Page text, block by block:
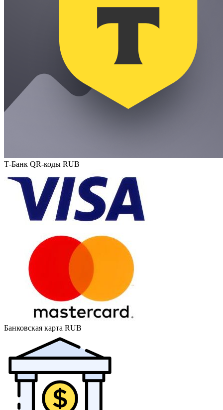
Т-Банк QR-коды RUB
Банковская карта RUB